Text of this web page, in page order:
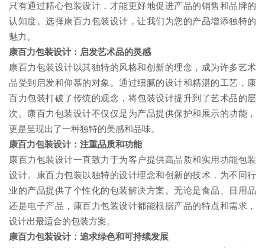
只有通过精心包装设计，才能更好地促进产品的销售和品牌的
认知度。选择康百力包装设计，让我们为您的产品增添独特的
魅力。
康百力包装设计：启发艺术品的灵感
康百力包装设计以其独特的风格和创新的理念，成为许多艺术
品受到启发和仰慕的对象。通过细腻的设计和精湛的工艺，康
百力包装打破了传统的观念，将包装设计提升到了艺术品的层
次。康百力包装设计不仅仅是为产品提供保护和展示的功能，
更是呈现出了一种独特的美感和品味。
康百力包装设计：注重品质和功能
康百力包装设计一直致力于为客户提供高品质和实用功能包装
设计。康百力包装以独特的设计理念和创新的技术，为不同行
业的产品提供了个性化的包装解决方案。无论是食品、日用品
还是电子产品，康百力包装设计都能根据产品的特点和需求，
设计出最适合的包装方案。
康百力包装设计：追求绿色和可持续发展